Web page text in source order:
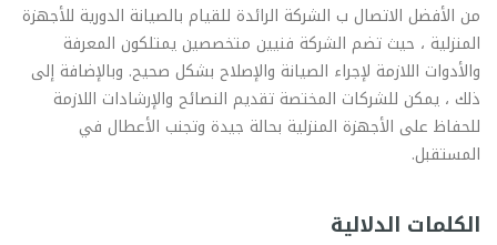
من الأفضل الاتصال ب الشركة الرائدة للقيام بالصيانة الدورية للأجهزة
المنزلية ، حيث تضم الشركة فنيين متخصصين يمتلكون المعرفة
والأدوات اللازمة لإجراء الصيانة والإصلاح بشكل صحيح. وبالإضافة إلى
ذلك ، يمكن للشركات المختصة تقديم النصائح والإرشادات اللازمة
للحفاظ على الأجهزة المنزلية بحالة جيدة وتجنب الأعطال في
المستقبل.
الكلمات الدلالية